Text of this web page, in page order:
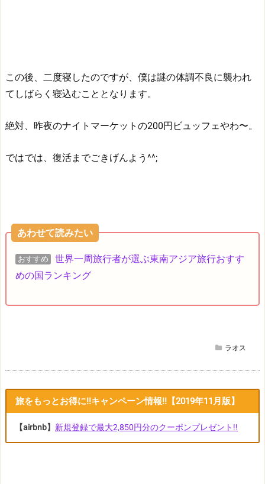
この後、二度寝したのですが、僕は謎の体調不良に襲われ
てしばらく寝込むこととなります。
絶対、昨夜のナイトマーケットの200円ビュッフェやわ〜。
ではでは、復活までごきげんよう^^;
あわせて読みたい
おすすめ
世界一周旅行者が選ぶ東南アジア旅行おすす
めの国ランキング
ラオス
旅をもっとお得に!!キャンペーン情報!!【2019年11月版】
【airbnb】 新規登録で最大2,850円分のクーポンプレゼント!!